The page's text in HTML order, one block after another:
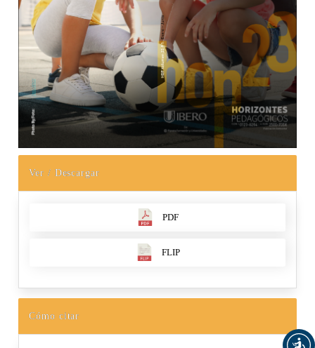
Ver / Descargar
PDF
FLIP
Cómo citar